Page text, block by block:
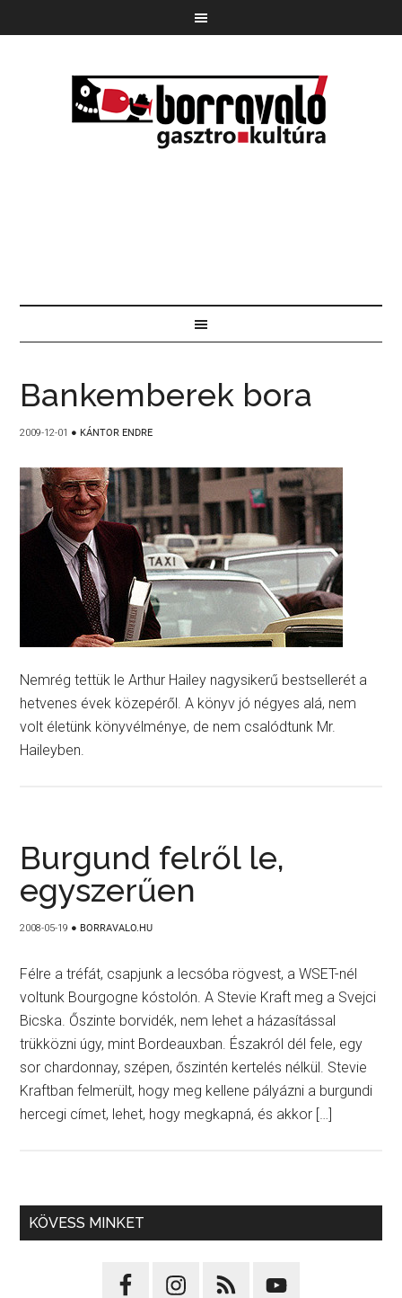
Bankemberek bora
2009-12-01 ● KÁNTOR ENDRE
Nemrég tettük le Arthur Hailey nagysikerű bestsellerét a
hetvenes évek közepéről. A könyv jó négyes alá, nem
volt életünk könyvélménye, de nem csalódtunk Mr.
Haileyben.
Burgund felről le,
egyszerűen
2008-05-19 ● BORRAVALO.HU
Félre a tréfát, csapjunk a lecsóba rögvest, a WSET-nél
voltunk Bourgogne kóstolón. A Stevie Kraft meg a Svejci
Bicska. Őszinte borvidék, nem lehet a házasítással
trükközni úgy, mint Bordeauxban. Északról dél fele, egy
sor chardonnay, szépen, őszintén kertelés nélkül. Stevie
Kraftban felmerült, hogy meg kellene pályázni a burgundi
hercegi címet, lehet, hogy megkapná, és akkor […]
KÖVESS MINKET